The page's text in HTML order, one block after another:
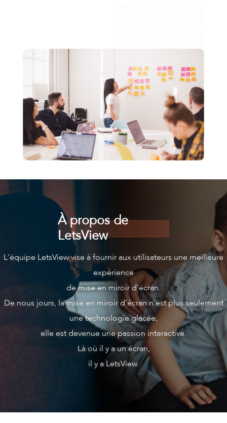
À propos de
LetsView
L'équipe LetsView vise à fournir aux utilisateurs une meilleure
expérience
de mise en miroir d'écran.
De nous jours, la mise en miroir d'écran n'est plus seulement
une technologie glacée,
elle est devenue une passion interactive.
Là où il y a un écran,
il y a LetsView.